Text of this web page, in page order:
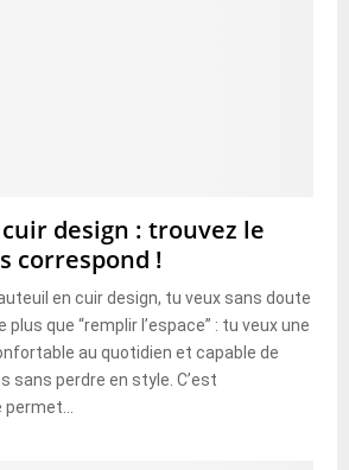
design : trouvez le
correspond !
en cuir design, tu veux sans doute
que “remplir l’espace” : tu veux une
au quotidien et capable de
sans perdre en style. C’est